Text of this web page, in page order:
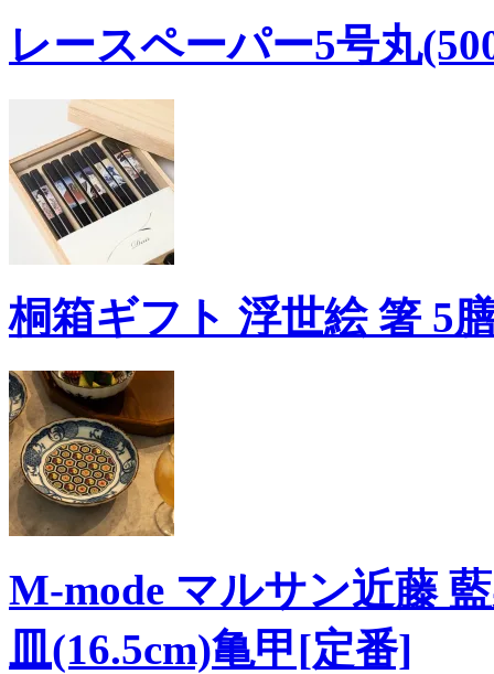
レースペーパー5号丸
桐箱ギフト 浮世絵 箸 5
M-mode マルサン近藤
皿(16.5cm)亀甲[定番]